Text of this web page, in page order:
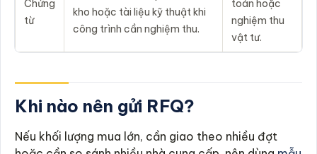
Chứng
từ
kho hoặc tài liệu kỹ thuật khi
công trình cần nghiệm thu.
toán hoặc
nghiệm thu
vật tư.
Khi nào nên gửi RFQ?
Nếu khối lượng mua lớn, cần giao theo nhiều đợt